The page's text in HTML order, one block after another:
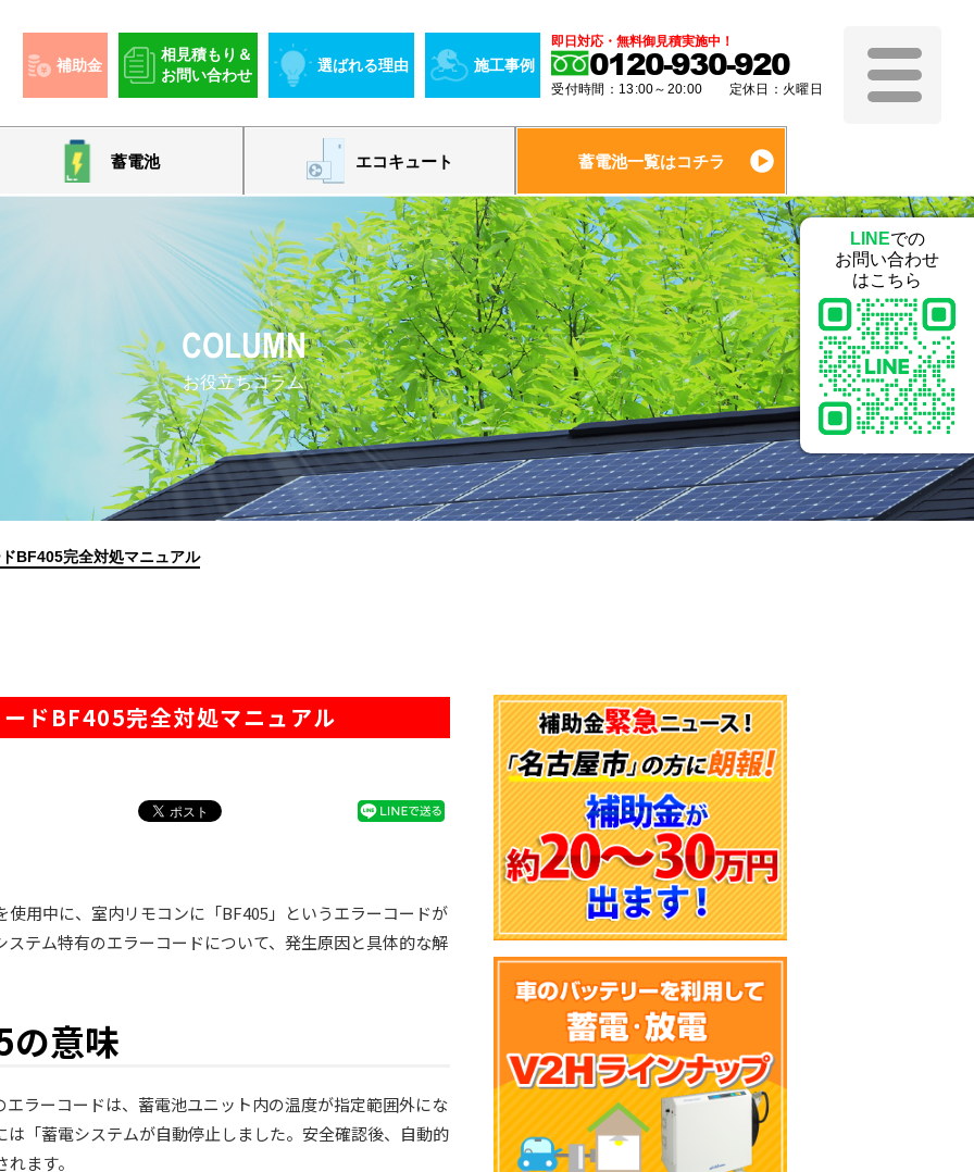
補助金
相見積もり＆
お問い合わせ
選ばれる理由 施工事例
即日対応・無料御見積実施中！
0120-930-920
受付時間：13:00～20:00 定休日：火曜日
蓄電池 エコキュート 蓄電池一覧はコチラ
LINEでの
お問い合わせ
はこちら
COLUMN
お役立ちコラム
BF405完全対処マニュアル
ドBF405完全対処マニュアル
用中に、室内リモコンに「BF405」というエラーコードが
テム特有のエラーコードについて、発生原因と具体的な解
の意味
ラーコードは、蓄電池ユニット内の温度が指定範囲外にな
「蓄電システムが自動停止しました。安全確認後、自動的
ます。